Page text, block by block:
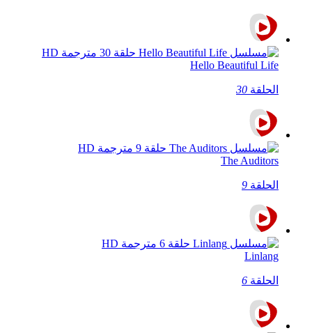
Hello Beautiful Life
الحلقة 30
The Auditors
الحلقة 9
Linlang
الحلقة 6